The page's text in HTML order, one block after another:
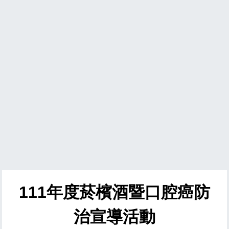
111年度菸檳酒暨口腔癌防
治宣導活動